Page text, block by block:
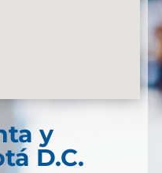
y
D.C.